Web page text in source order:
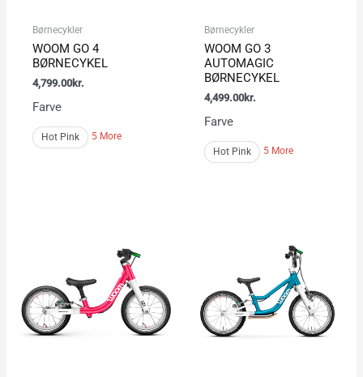
Børnecykler
WOOM GO 4
BØRNECYKEL
4,799.00kr.
Farve
Hot Pink 5 More
Børnecykler
WOOM GO 3
AUTOMAGIC
BØRNECYKEL
4,499.00kr.
Farve
Hot Pink 5 More